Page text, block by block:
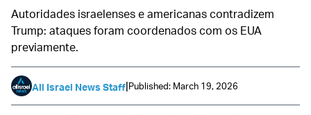
Autoridades israelenses e americanas contradizem
Trump: ataques foram coordenados com os EUA
previamente.
All Israel News Staff|Published: March 19, 2026